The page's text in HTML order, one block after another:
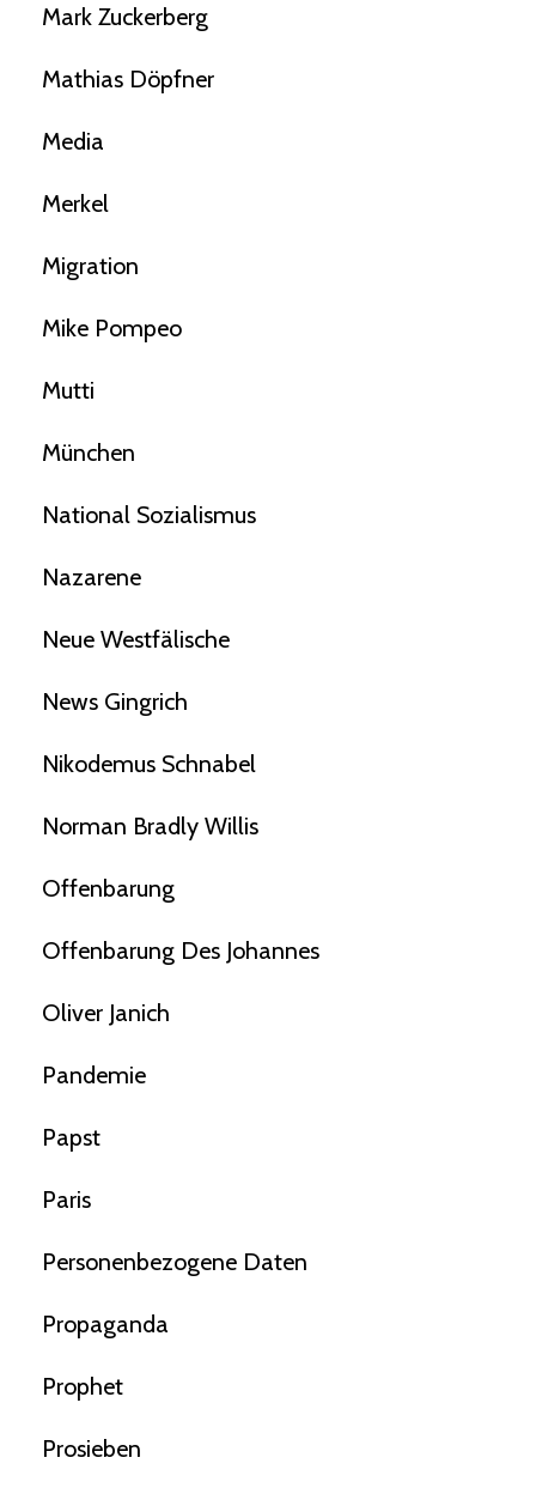
Mark Zuckerberg
Mathias Döpfner
Media
Merkel
Migration
Mike Pompeo
Mutti
München
National Sozialismus
Nazarene
Neue Westfälische
News Gingrich
Nikodemus Schnabel
Norman Bradly Willis
Offenbarung
Offenbarung Des Johannes
Oliver Janich
Pandemie
Papst
Paris
Personenbezogene Daten
Propaganda
Prophet
Prosieben